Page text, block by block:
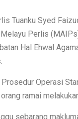
Tuanku Syed
Perlis
Hal Ehwal
Operasi
ramai
sebarang